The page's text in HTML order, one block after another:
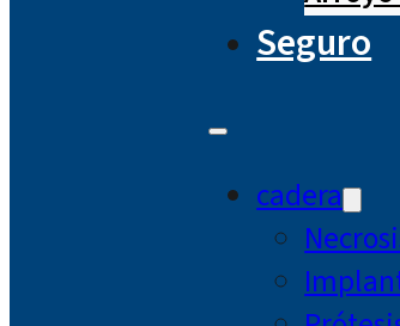
Seguro
cadera